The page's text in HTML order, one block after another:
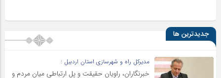
جدیدترین ها
مدیرکل راه و شهرسازی استان اردبیل :
خبرنگاران، راویان حقیقت و پل ارتباطی میان مردم و